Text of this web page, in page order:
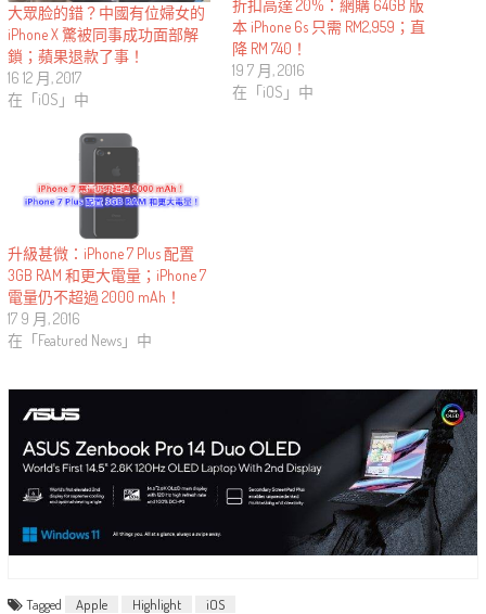
大眾脸的錯？中國有位婦女的
iPhone X 驚被同事成功面部解
鎖；蘋果退款了事！
16 12 月, 2017
在「iOS」中
折扣高達​​ 20%：網購 64GB 版
本 iPhone 6s 只需 RM2,959；直
降 RM 740！
19 7 月, 2016
在「iOS」中
升級甚微：iPhone 7 Plus 配置
3GB RAM 和更大電量；iPhone 7
電量仍不超過 2000 mAh！
17 9 月, 2016
在「Featured News」中
Tagged Apple Highlight iOS